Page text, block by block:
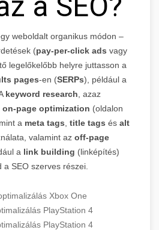
weboldalt organikus módon –
(pay-per-click ads vagy
legelőkelőbb helyre juttasson a
pages-en (SERPs), például a
keyword research , azaz
on-page optimization (oldalon
a meta tags title tags és alt
valamint az off-page
a link building (linképítés)
a SEO szerves részei.
Xbox One
PlayStation 4
PlayStation 4